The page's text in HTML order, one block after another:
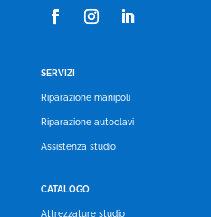
SERVIZI
Riparazione manipoli
Riparazione autoclavi
Assistenza studio
CATALOGO
Attrezzature studio